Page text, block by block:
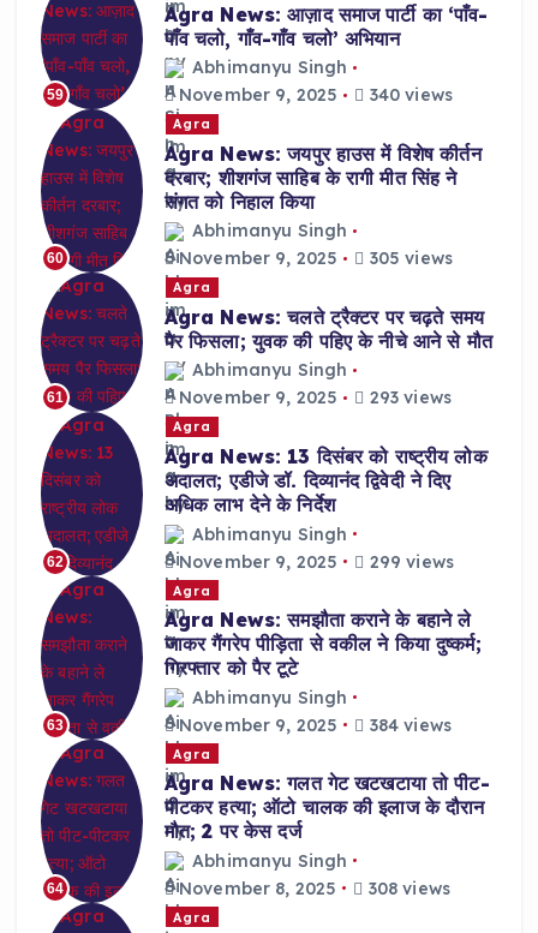
59
Agra News: आज़ाद समाज पार्टी का ‘पाँव-
पाँव चलो, गाँव-गाँव चलो’ अभियान
Abhimanyu Singh
November 9, 2025
340 views
60
Agra
Agra News: जयपुर हाउस में विशेष कीर्तन
दरबार; शीशगंज साहिब के रागी मीत सिंह ने
संगत को निहाल किया
Abhimanyu Singh
November 9, 2025
305 views
61
Agra
Agra News: चलते ट्रैक्टर पर चढ़ते समय
पैर फिसला; युवक की पहिए के नीचे आने से मौत
Abhimanyu Singh
November 9, 2025
293 views
62
Agra
Agra News: 13 दिसंबर को राष्ट्रीय लोक
अदालत; एडीजे डॉ. दिव्यानंद द्विवेदी ने दिए
अधिक लाभ देने के निर्देश
Abhimanyu Singh
November 9, 2025
299 views
63
Agra
Agra News: समझौता कराने के बहाने ले
जाकर गैंगरेप पीड़िता से वकील ने किया दुष्कर्म;
गिरफ्तार को पैर टूटे
Abhimanyu Singh
November 9, 2025
384 views
64
Agra
Agra News: गलत गेट खटखटाया तो पीट-
पीटकर हत्या; ऑटो चालक की इलाज के दौरान
मौत; 2 पर केस दर्ज
Abhimanyu Singh
November 8, 2025
308 views
Agra